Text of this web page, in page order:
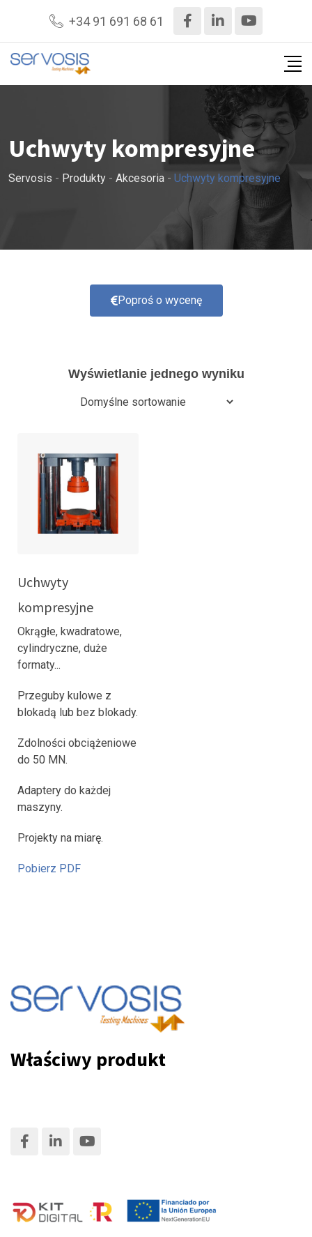
+34 91 691 68 61
Uchwyty kompresyjne
Servosis - Produkty - Akcesoria - Uchwyty kompresyjne
Poproś o wycenę
Wyświetlanie jednego wyniku
Uchwyty
kompresyjne
Okrągłe, kwadratowe,
cylindryczne, duże
formaty...
Przeguby kulowe z
blokadą lub bez blokady.
Zdolności obciążeniowe
do 50 MN.
Adaptery do każdej
maszyny.
Projekty na miarę.
Pobierz PDF
Właściwy produkt